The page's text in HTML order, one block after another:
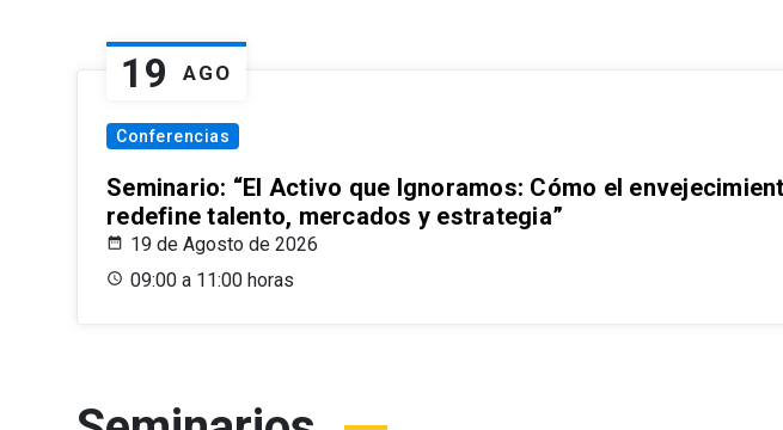
19 AGO
Conferencias
Seminario: “El Activo que Ignoramos: Cómo el
redefine talento, mercados y estrategia”
19 de Agosto de 2026
09:00 a 11:00 horas